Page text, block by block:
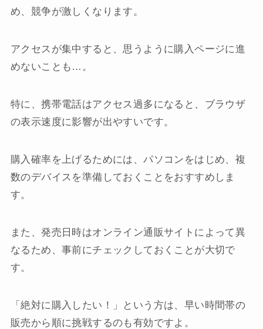
め、競争が激しくなります。
アクセスが集中すると、思うように購入ページに進
めないことも…。
特に、携帯電話はアクセス過多になると、ブラウザ
の表示速度に影響が出やすいです。
購入確率を上げるためには、パソコンをはじめ、複
数のデバイスを準備しておくことをおすすめしま
す。
また、発売日時はオンライン通販サイトによって異
なるため、事前にチェックしておくことが大切で
す。
「絶対に購入したい！」という方は、早い時間帯の
販売から順に挑戦するのも有効ですよ。